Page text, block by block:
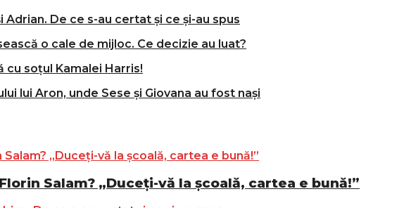
De ce s-au certat și ce și-au spus
o cale de mijloc. Ce decizie au luat?
cu soțul Kamalei Harris!
lui Aron, unde Sese și Giovana au fost nași
Salam? „Duceți-vă la școală, cartea e bună!”